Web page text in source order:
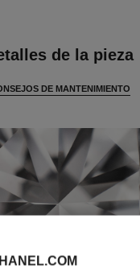
de la pieza
DE MANTENIMIENTO